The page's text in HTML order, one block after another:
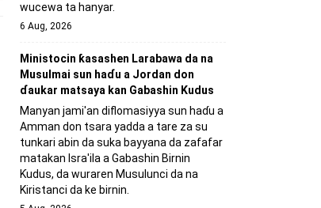
wucewa ta hanyar.
6 Aug, 2026
Ministocin ƙasashen Larabawa da na
Musulmai sun haɗu a Jordan don
ɗaukar matsaya kan Gabashin Kudus
Manyan jami'an diflomasiyya sun haɗu a
Amman don tsara yadda a tare za su
tunkari abin da suka bayyana da zafafar
matakan Isra'ila a Gabashin Birnin
Ƙudus, da wuraren Musulunci da na
Kiristanci da ke birnin.